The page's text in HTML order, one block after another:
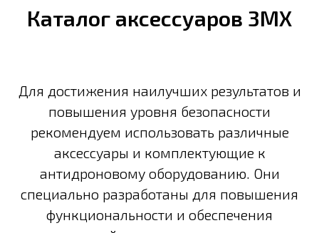
Каталог аксессуаров 3MX
Для достижения наилучших результатов и
повышения уровня безопасности
рекомендуем использовать различные
аксессуары и комплектующие к
антидроновому оборудованию. Они
специально разработаны для повышения
функциональности и обеспечения